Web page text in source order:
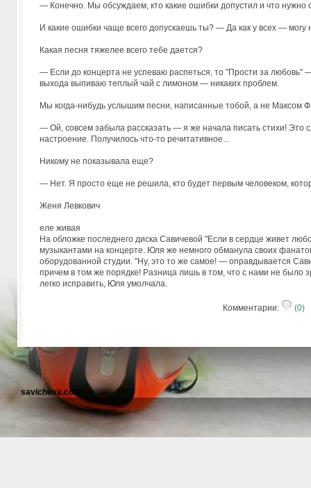
— Конечно. Мы обсуждаем, кто какие ошибки допустил и что нужно
И какие ошибки чаще всего допускаешь ты? — Да как у всех —
Какая песня тяжелее всего тебе дается?
— Если до концерта не успеваю распеться, то "Прости за любовь"
выхода выпиваю теплый чай с лимоном — никаких проблем.
Мы когда-нибудь услышим песни, написанные тобой, а не Максом
— Ой, совсем забыла рассказать — я же начала писать стихи! Это
настроение. Получилось что-то речитативное...
Никому не показывала еще?
— Нет. Я просто еще не решила, кто будет первым человеком,
Женя Левкович
еле живая
На обложке последнего диска Савичевой "Если в сердце живет
музыкантами на концерте. Юля же немного обманула своих
оборудованной студии. "Ну, это то же самое! — оправдывается
причем в том же порядке! Разница лишь в том, что с нами не было
легко исправить, Юля умолчала.
Комментарии: (0)
savicheva.com